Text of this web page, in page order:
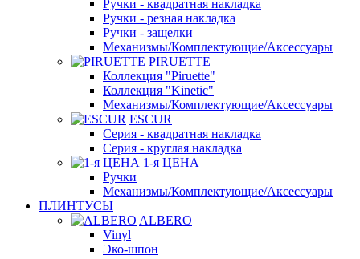
Ручки - квадратная накладка
Ручки - резная накладка
Ручки - защелки
Механизмы/Комплектующие/Аксессуары
PIRUETTE
Коллекция "Piruette"
Коллекция "Kinetic"
Механизмы/Комплектующие/Аксессуары
ESCUR
Серия - квадратная накладка
Серия - круглая накладка
1-я ЦЕНА
Ручки
Механизмы/Комплектующие/Аксессуары
ПЛИНТУСЫ
ALBERO
Vinyl
Эко-шпон